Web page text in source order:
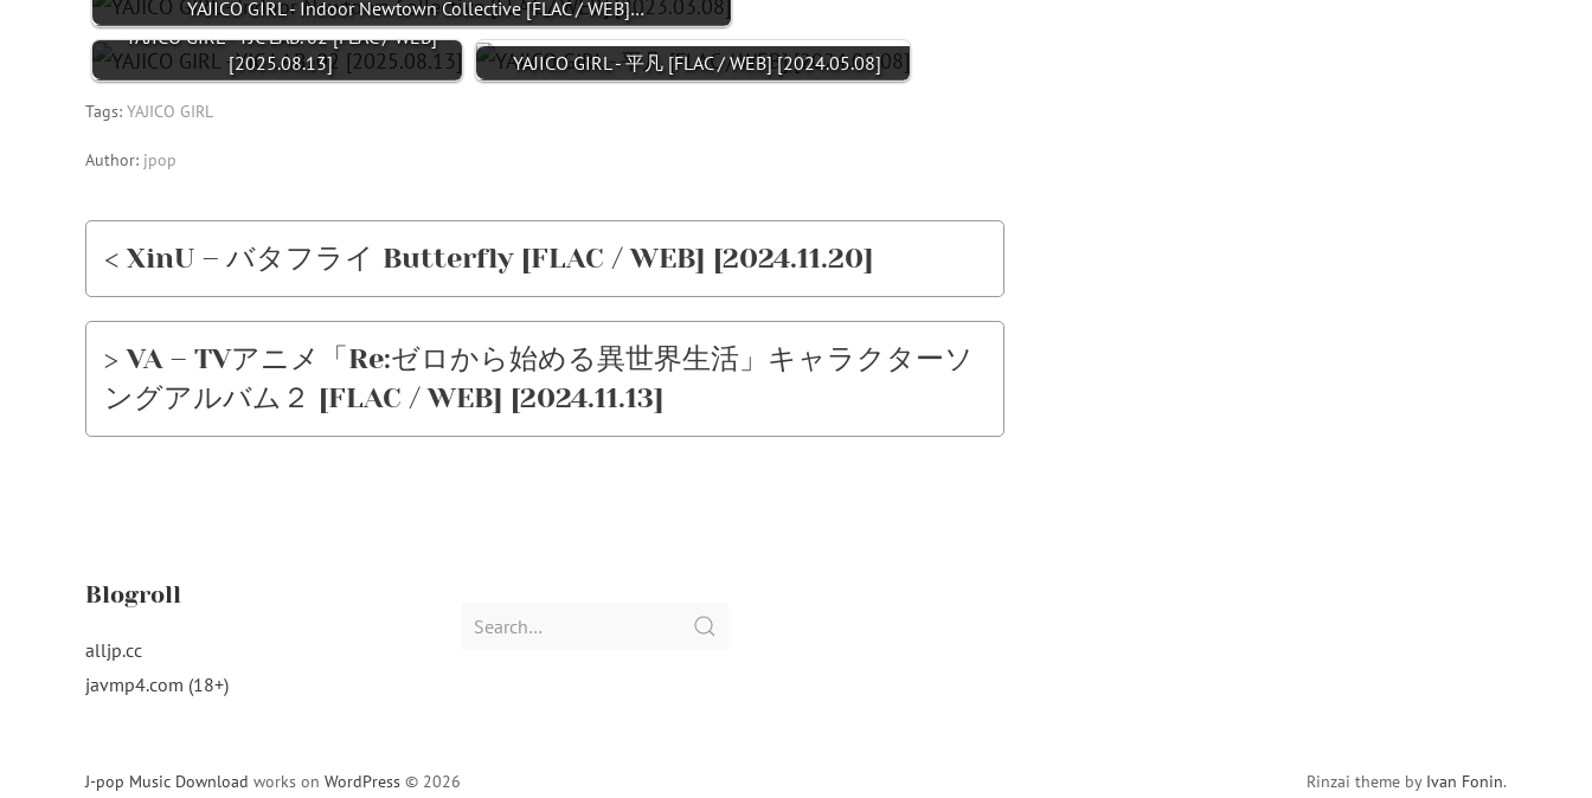
YAJICO GIRL - Indoor Newtown Collective [FLAC / WEB]…
YAJICO GIRL - YJC LAB. 02 [FLAC / WEB]
[2025.08.13]
YAJICO GIRL - 平凡 [FLAC / WEB] [2024.05.08]
Tags: YAJICO GIRL
Author: jpop
< XinU – バタフライ Butterfly [FLAC / WEB] [2024.11.20]
> VA – TVアニメ「Re:ゼロから始める異世界生活」キャラクターソ
ングアルバム２ [FLAC / WEB] [2024.11.13]
Blogroll
alljp.cc
javmp4.com (18+)
Search
J-pop Music Download works on WordPress © 2026 Rinzai theme by Ivan Fonin.